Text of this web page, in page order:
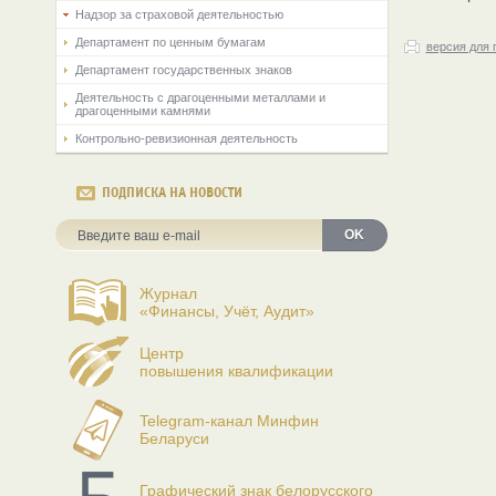
Надзор за страховой деятельностью
Департамент по ценным бумагам
Департамент государственных знаков
Деятельность с драгоценными металлами и
драгоценными камнями
Контрольно-ревизионная деятельность
ПОДПИСКА НА НОВОСТИ
OK
Журнал
«Финансы, Учёт, Аудит»
Центр
повышения квалификации
Telegram-канал Минфин
Беларуси
Графический знак белорусского
версия для